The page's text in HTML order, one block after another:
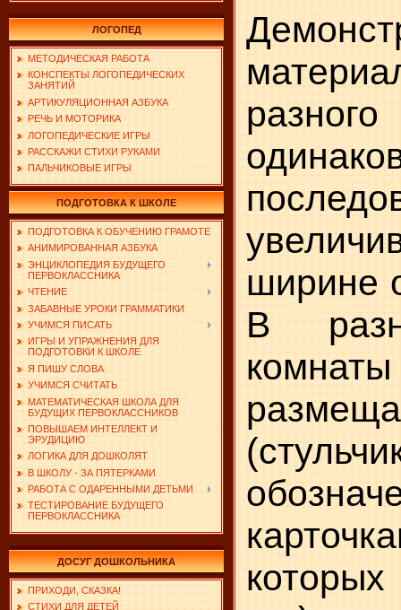
ЛОГОПЕД
МЕТОДИЧЕСКАЯ РАБОТА
КОНСПЕКТЫ ЛОГОПЕДИЧЕСКИХ
ЗАНЯТИЙ
АРТИКУЛЯЦИОННАЯ АЗБУКА
РЕЧЬ И МОТОРИКА
ЛОГОПЕДИЧЕСКИЕ ИГРЫ
РАССКАЖИ СТИХИ РУКАМИ
ПАЛЬЧИКОВЫЕ ИГРЫ
ПОДГОТОВКА К ШКОЛЕ
ПОДГОТОВКА К ОБУЧЕНИЮ ГРАМОТЕ
АНИМИРОВАННАЯ АЗБУКА
ЭНЦИКЛОПЕДИЯ БУДУЩЕГО
ПЕРВОКЛАССНИКА
ЧТЕНИЕ
ЗАБАВНЫЕ УРОКИ ГРАММАТИКИ
УЧИМСЯ ПИСАТЬ
ИГРЫ И УПРАЖНЕНИЯ ДЛЯ
ПОДГОТОВКИ К ШКОЛЕ
Я ПИШУ СЛОВА
УЧИМСЯ СЧИТАТЬ
МАТЕМАТИЧЕСКАЯ ШКОЛА ДЛЯ
БУДУЩИХ ПЕРВОКЛАССНИКОВ
ПОВЫШАЕМ ИНТЕЛЛЕКТ И
ЭРУДИЦИЮ
ЛОГИКА ДЛЯ ДОШКОЛЯТ
В ШКОЛУ - ЗА ПЯТЕРКАМИ
РАБОТА С ОДАРЕННЫМИ ДЕТЬМИ
ТЕСТИРОВАНИЕ БУДУЩЕГО
ПЕРВОКЛАССНИКА
ДОСУГ ДОШКОЛЬНИКА
ПРИХОДИ, СКАЗКА!
СТИХИ ДЛЯ ДЕТЕЙ
ширине
В